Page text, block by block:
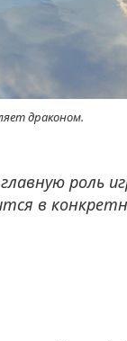
драконом.
роль
в